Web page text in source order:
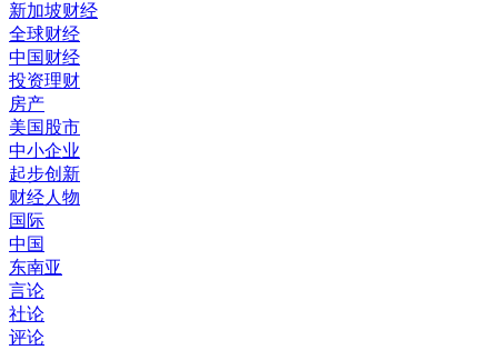
新加坡财经
全球财经
中国财经
投资理财
房产
美国股市
中小企业
起步创新
财经人物
国际
中国
东南亚
言论
社论
评论